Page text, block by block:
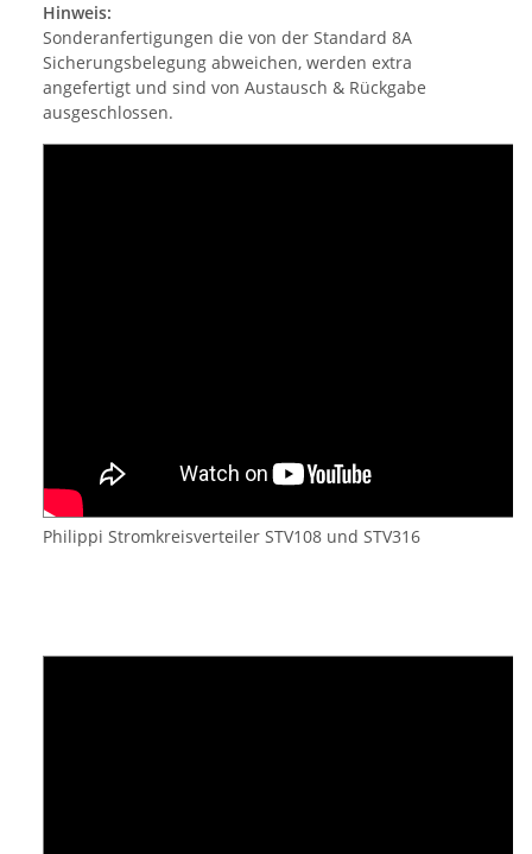
Hinweis:
Sonderanfertigungen die von der Standard 8A
Sicherungsbelegung abweichen, werden extra
angefertigt und sind von Austausch & Rückgabe
ausgeschlossen.
Philippi Stromkreisverteiler STV108 und STV316